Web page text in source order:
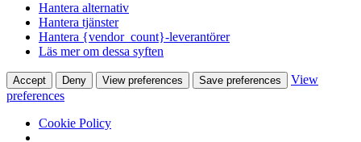
Hantera alternativ
Hantera tjänster
Hantera {vendor_count}-leverantörer
Läs mer om dessa syften
Accept Deny View preferences Save preferences
View
preferences
Cookie Policy